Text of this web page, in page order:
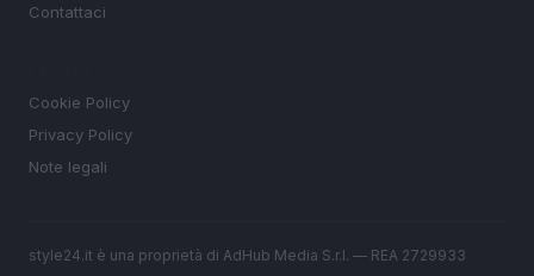
Contattaci
Cookie Policy
Privacy Policy
Note legali
style24.it è una proprietà di AdHub Media S.r.l. — REA 2729933